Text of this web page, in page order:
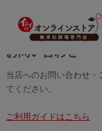
お問い合わせ
当店へのお問い合わせ・
てください。
ご利用ガイドはこちら